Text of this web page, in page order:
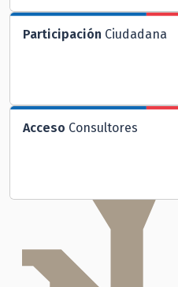
Participación Ciudadana
Acceso Consultores